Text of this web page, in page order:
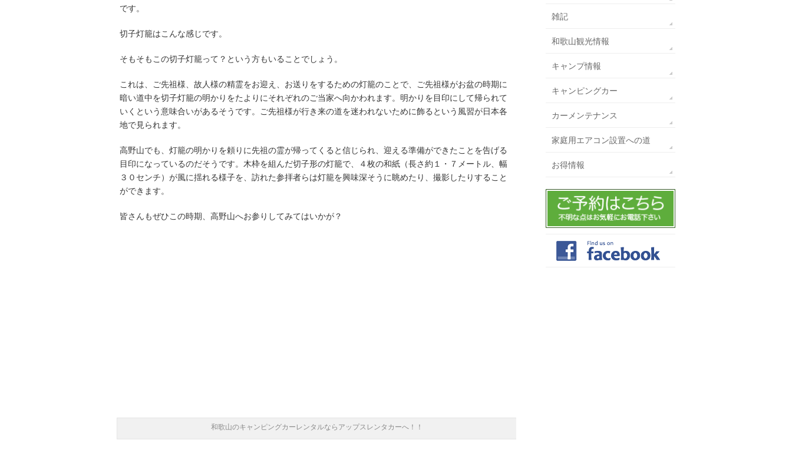
です。
切子灯籠はこんな感じです。
そもそもこの切子灯籠って？という方もいることでしょう。
これは、ご先祖様、故人様の精霊をお迎え、お送りをするための灯籠のことで、ご先祖様がお盆の時期に
暗い道中を切子灯籠の明かりをたよりにそれぞれのご当家へ向かわれます。明かりを目印にして帰られて
いくという意味合いがあるそうです。ご先祖様が行き来の道を迷われないために飾るという風習が日本各
地で見られます。
高野山でも、灯籠の明かりを頼りに先祖の霊が帰ってくると信じられ、迎える準備ができたことを告げる
目印になっているのだそうです。木枠を組んだ切子形の灯籠で、４枚の和紙（長さ約１・７メートル、幅
３０センチ）が風に揺れる様子を、訪れた参拝者らは灯籠を興味深そうに眺めたり、撮影したりすること
ができます。
皆さんもぜひこの時期、高野山へお参りしてみてはいかが？
和歌山のキャンピングカーレンタルならアップスレンタカーへ！！
雑記
和歌山観光情報
キャンプ情報
キャンピングカー
カーメンテナンス
家庭用エアコン設置への道
お得情報